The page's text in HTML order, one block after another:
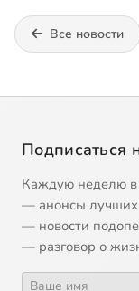
Все новости
Подписаться
Каждую неделю
— анонсы лучших
— новости
— разговор о